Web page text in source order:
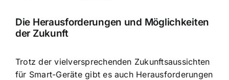
Die Herausforderungen und Möglichkeiten
der Zukunft
Trotz der vielversprechenden Zukunftsaussichten
für Smart-Geräte gibt es auch Herausforderungen